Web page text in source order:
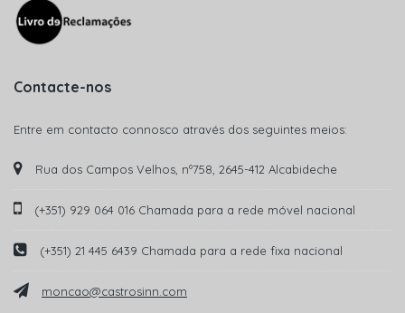
Contacte-nos
Entre em contacto connosco através dos seguintes meios:
Rua dos Campos Velhos, nº758, 2645-412 Alcabideche
(+351) 929 064 016 Chamada para a rede móvel nacional
(+351) 21 445 6439 Chamada para a rede fixa nacional
moncao@castrosinn.com